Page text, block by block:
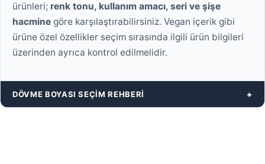
ürünleri; renk tonu, kullanım amacı, seri ve şişe
hacmine göre karşılaştırabilirsiniz. Vegan içerik gibi
ürüne özel özellikler seçim sırasında ilgili ürün bilgileri
üzerinden ayrıca kontrol edilmelidir.
DÖVME BOYASI SEÇIM REHBERI